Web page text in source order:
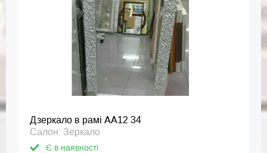
Дзеркало в рамі АА12 34
Салон: Зеркало
Є в наявності